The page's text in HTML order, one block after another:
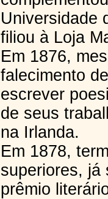
Universidade
filiou à Loja
Em 1876,
falecimento
escrever
de seus
na Irlanda.
Em 1878,
superiores, já
prêmio